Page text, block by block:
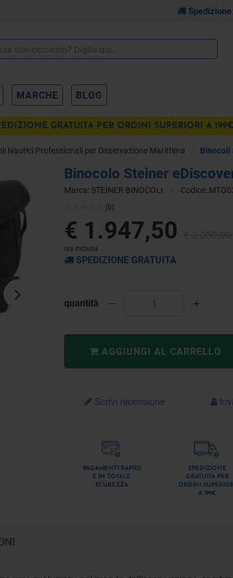
MARCHE BLOG
GRATUITA PER ORDINI SUPERIORI A 199€
Nautici Professionali per Osservazione Marittima Binocoli
Binocolo Steiner
Marca: STEINER BINOCOLI - Codice:
(0)
€ 1.947,50
iva inclusa
SPEDIZIONE GRATUITA
quantità
AGGIUNGI AL CARRELLO
Scrivi recensione
PAGAMENTI RAPIDI
E IN TOTALE
SCUREZZA
SPEDIZIONE
GRATUITA PER
ORDINI
A 199€